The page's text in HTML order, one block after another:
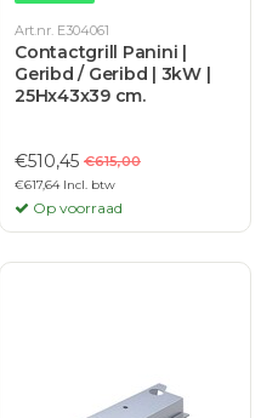
Art.nr. E304061
Contactgrill Panini |
Geribd / Geribd | 3kW |
25Hx43x39 cm.
€510,45 €615,00
€617,64 Incl. btw
Op voorraad